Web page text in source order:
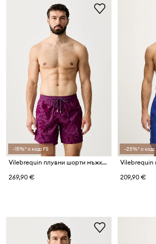
-15%* с код: FS
Vilebrequin плувни шорти мъжки MAHINA
269,90 €
-25%* с код:
209,90 €